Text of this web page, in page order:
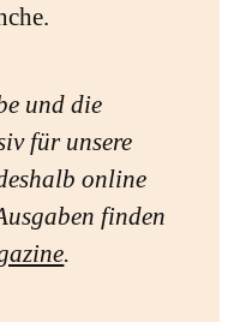
und die
für unsere
online
finden
.